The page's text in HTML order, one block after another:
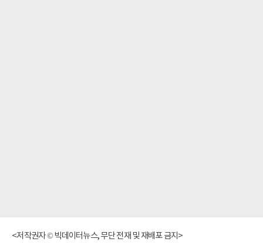
<저작권자 © 빅데이터뉴스, 무단 전재 및 재배포 금지>